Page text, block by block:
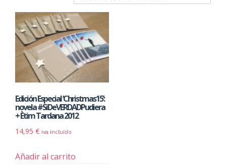
Edición Especial ‘Christmas15’:
novela #SiDeVERDADPudiera
+ Ètim Tardana 2012
14,95 € iva incluído
Añadir al carrito